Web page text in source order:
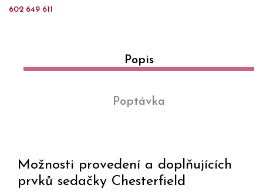
602 649 611
Popis
Poptávka
Možnosti provedení a doplňujících
prvků sedačky Chesterfield